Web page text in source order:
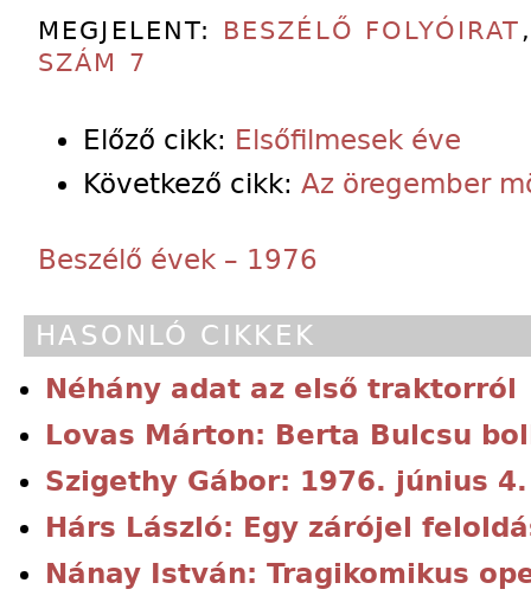
MEGJELENT: BESZÉLŐ FOLYÓIRAT
SZÁM 7
Előző cikk: Elsőfilmesek éve
Következő cikk: Az öregember
Beszélő évek – 1976
HASONLÓ CIKKEK
Néhány adat az első traktorról
Lovas Márton: Berta Bulcsu
Szigethy Gábor: 1976. június
Hárs László: Egy zárójel
Nánay István: Tragikomikus